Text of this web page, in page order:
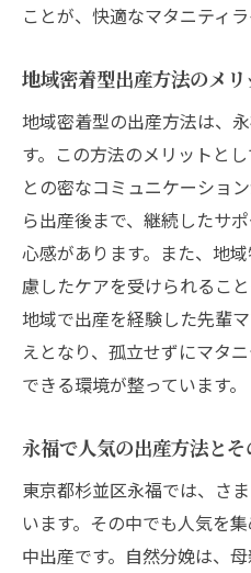
永福の自然環境を
イフ
東京都杉並区永福での
選び方
永福での出産オプ
安全な出産のため
産後のサポート体
永福での無痛分娩
出産前後のメン
永福で安心して出
永福の地域密着型出産
イフを実現
永福の地域医療ネ
地元の助産師と作
ことが、快適なマタニティ
地域密着型出産方法のメリ
地域密着型の出産方法は、
す。この方法のメリットと
との密なコミュニケーショ
ら出産後まで、継続したサ
心感があります。また、地
慮したケアを受けられるこ
地域で出産を経験した先輩
えとなり、孤立せずにマタ
できる環境が整っています。
永福で人気の出産方法とそ
東京都杉並区永福では、さ
います。その中でも人気を
中出産です。自然分娩は、